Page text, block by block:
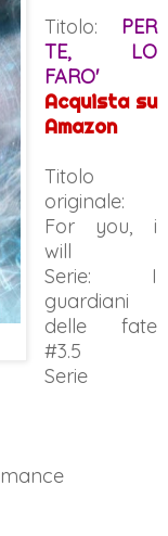
Titolo: PER
TE, LO
FARO'
Acquista su
Amazon
Titolo
originale:
For you, i
will
Serie: I
guardiani
delle fate
#3.5
Serie